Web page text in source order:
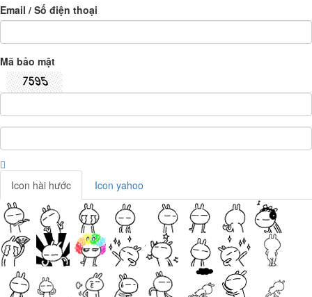
Email / Số điện thoại
Mã bảo mật
Icon hài hước Icon yahoo